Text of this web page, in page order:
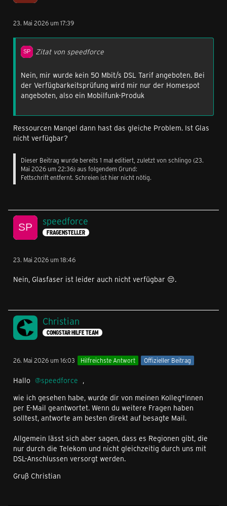
23. Mai 2026 um 17:39
Zitat von speedforce
Nein, mir wurde kein 50 Mbit/s DSL Tarif angeboten. Bei
der Verfügbarkeitsprüfung wird mir nur der Homespot
angeboten, also ein Mobilfunk-Produk
Ressourcen Mangel dann hast das gleiche Problem. Ist Glas
nicht verfügbar?
Dieser Beitrag wurde bereits 1 mal editiert, zuletzt von schlingo (23.
Mai 2026 um 22:36) aus folgendem Grund:
Fettschrift entfernt. Schreien ist hier nicht nötig.
speedforce
FRAGENSTELLER
23. Mai 2026 um 18:46
Nein, Glasfaser ist leider auch nicht verfügbar 😔.
Christian
CONGSTAR HILFE TEAM
26. Mai 2026 um 16:03 Hilfreichste Antwort Offizieller Beitrag
Hallo speedforce ,
wie ich gesehen habe, wurde dir von meinen Kolleg*innen
per E-Mail geantwortet. Wenn du weitere Fragen haben
solltest, antworte am besten direkt auf besagte Mail.
Allgemein lässt sich aber sagen, dass es Regionen gibt, die
nur durch die Telekom und nicht gleichzeitig durch uns mit
DSL-Anschlussen versorgt werden.
Gruß Christian